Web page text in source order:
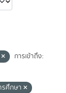
การเข้าถึง:
ศึกษา